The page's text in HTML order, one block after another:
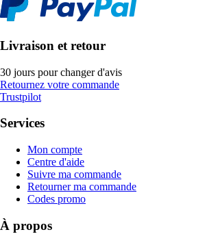
Livraison et retour
30 jours pour changer d'avis
Retournez votre commande
Trustpilot
Services
Mon compte
Centre d'aide
Suivre ma commande
Retourner ma commande
Codes promo
À propos